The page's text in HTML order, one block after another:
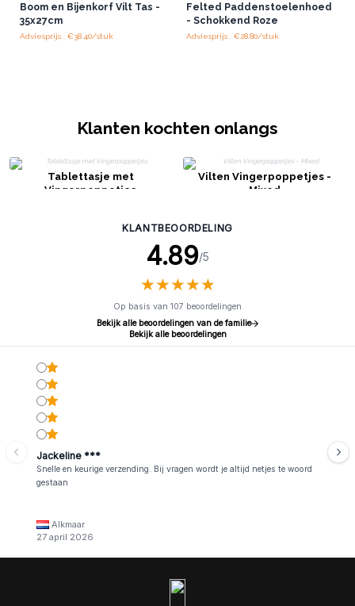
Boom en Bijenkorf Vilt Tas -
35x27cm
Adviesprijs : €38.40/stuk
Felted Paddenstoelenhoed
- Schokkend Roze
Adviesprijs : €28.80/stuk
Klanten kochten onlangs
Tablettasje met
Vingerpoppetjes
Vilten Vingerpoppetjes -
Mixed
KLANTBEOORDELING
4.89/5
★★★★★
★★★★★
Op basis van 107 beoordelingen
Bekijk alle beoordelingen van de familie
Bekijk alle beoordelingen
Jackeline ***
Snelle en keurige verzending. Bij vragen wordt je altijd netjes te woord
gestaan
Alkmaar
27 april 2026